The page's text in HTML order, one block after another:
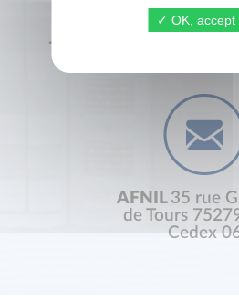
+33 (0) 1 44 41 29 19
AFNIL 35 rue
de Tours
Cedex
OK, accept